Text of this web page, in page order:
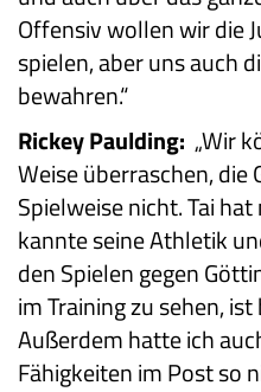
Offensiv wollen wir die
spielen, aber uns auch
bewahren.“
Rickey Paulding: „Wir
Weise überraschen, die
Spielweise nicht. Tai
kannte seine Athletik
den Spielen gegen
im Training zu sehen,
Außerdem hatte ich
Fähigkeiten im Post so